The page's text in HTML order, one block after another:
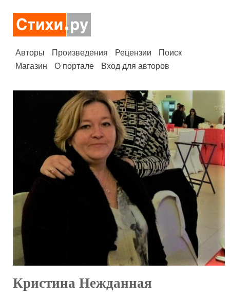
Авторы Произведения Рецензии
Поиск
Магазин
О портале Вход для авторов
Кристина Нежданная